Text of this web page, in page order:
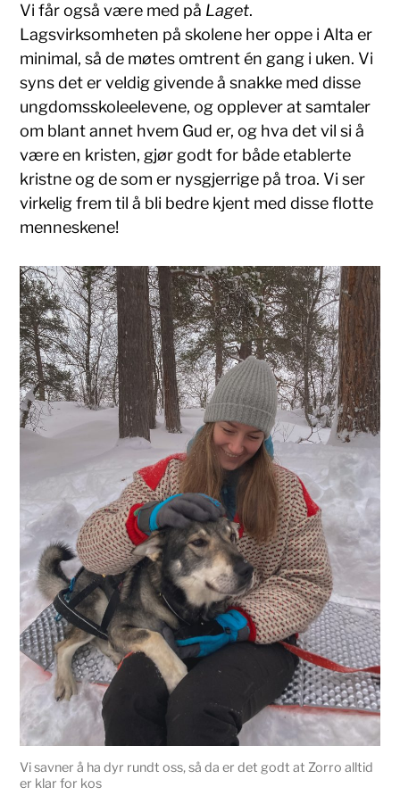
Vi får også være med på Laget.
Lagsvirksomheten på skolene her oppe i Alta er
minimal, så de møtes omtrent én gang i uken. Vi
syns det er veldig givende å snakke med disse
ungdomsskoleelevene, og opplever at samtaler
om blant annet hvem Gud er, og hva det vil si å
være en kristen, gjør godt for både etablerte
kristne og de som er nysgjerrige på troa. Vi ser
virkelig frem til å bli bedre kjent med disse flotte
menneskene!
Vi savner å ha dyr rundt oss, så da er det godt at Zorro alltid
er klar for kos